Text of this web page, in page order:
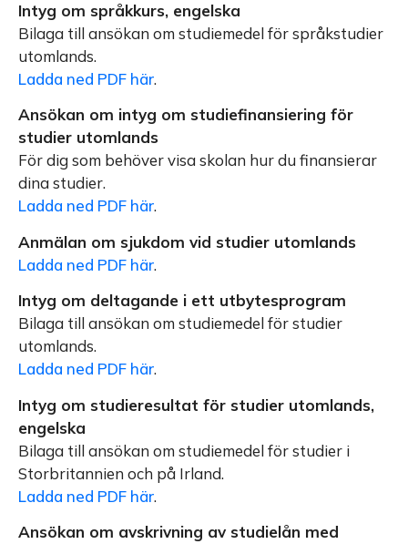
Intyg om språkkurs, engelska
Bilaga till ansökan om studiemedel för språkstudier
utomlands.
Ladda ned PDF här.
Ansökan om intyg om studiefinansiering för
studier utomlands
För dig som behöver visa skolan hur du finansierar
dina studier.
Ladda ned PDF här.
Anmälan om sjukdom vid studier utomlands
Ladda ned PDF här.
Intyg om deltagande i ett utbytesprogram
Bilaga till ansökan om studiemedel för studier
utomlands.
Ladda ned PDF här.
Intyg om studieresultat för studier utomlands,
engelska
Bilaga till ansökan om studiemedel för studier i
Storbritannien och på Irland.
Ladda ned PDF här.
Ansökan om avskrivning av studielån med